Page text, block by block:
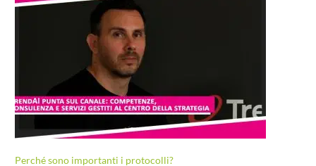
Perché sono importanti i protocolli?